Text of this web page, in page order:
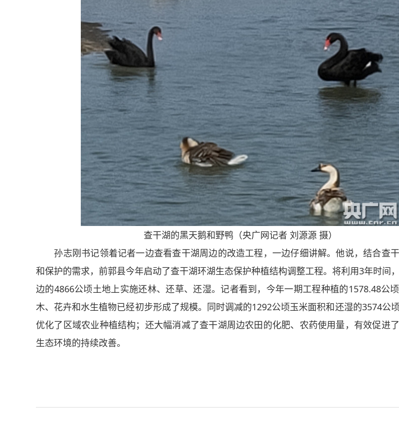
查干湖的黑天鹅和野鸭（央广网记者 刘源源 摄）
孙志刚书记领着记者一边查看查干湖周边的改造工程，一边仔细讲解。他说，结合查
和保护的需求，前郭县今年启动了查干湖环湖生态保护种植结构调整工程。将利用3年时间
边的4866公顷土地上实施还林、还草、还湿。记者看到，今年一期工程种植的1578.48公
木、花卉和水生植物已经初步形成了规模。同时调减的1292公顷玉米面积和还湿的3574公
优化了区域农业种植结构；还大幅消减了查干湖周边农田的化肥、农药使用量，有效促进
生态环境的持续改善。